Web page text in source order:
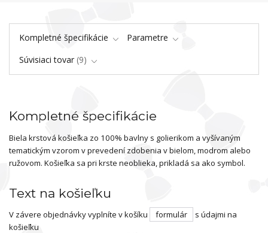
Kompletné špecifikácie
Parametre
Súvisiaci tovar 9
Kompletné špecifikácie
Biela krstová košieľka zo 100% bavlny s golierikom a vyšívaným
tematickým vzorom v prevedení zdobenia v bielom, modrom alebo
ružovom. Košieľka sa pri krste neoblieka, prikladá sa ako symbol.
Text na košieľku
V závere objednávky vyplníte v košíku formulár
s údajmi na
košieľku